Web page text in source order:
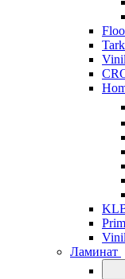
Ламинат